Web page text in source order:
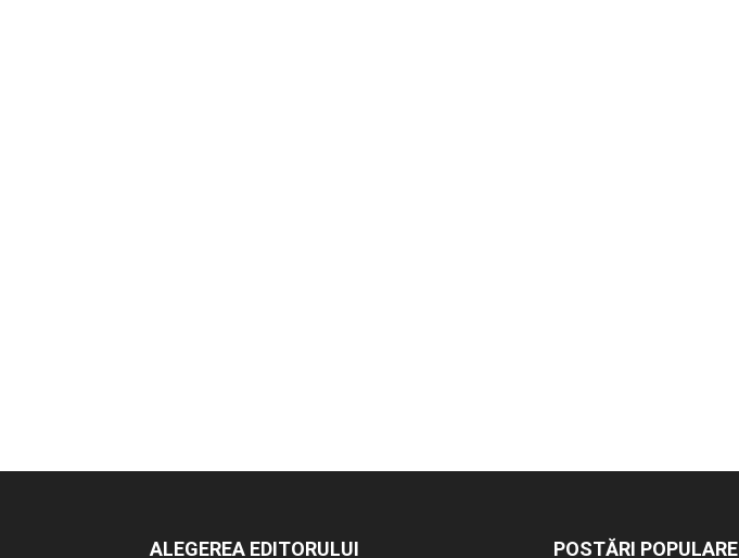
ALEGEREA EDITORULUI POSTĂRI POPULARE